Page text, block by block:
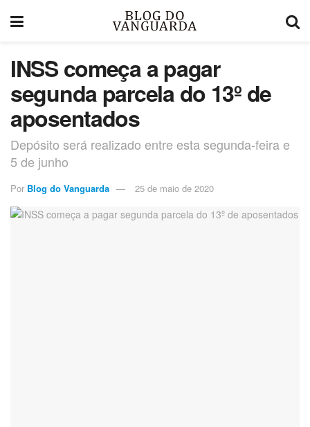
INSS começa a pagar
segunda parcela do 13º de
aposentados
Depósito será realizado entre esta segunda-feira e
5 de junho
Por Blog do Vanguarda 25 de maio de 2020